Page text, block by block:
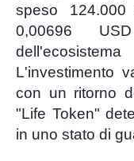
speso
0,00696
L'investimento
con un ritorno
"Life Token"
in uno stato di